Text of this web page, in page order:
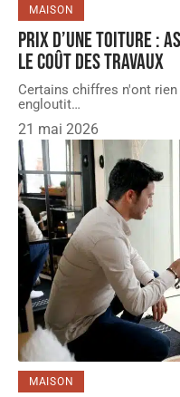
MAISON
Prix d’une toiture :
le coût des travaux
Certains chiffres n'ont
engloutit…
21 mai 2026
MAISON